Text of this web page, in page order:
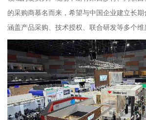
的采购商慕名而来，希望与中国企业建立长
涵盖产品采购、技术授权、联合研发等多个维